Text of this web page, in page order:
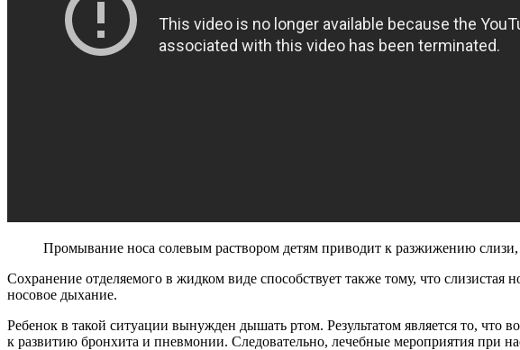
Промывание носа солевым раствором детям приводит к разжижению
Сохранение отделяемого в жидком виде способствует также тому, что слизистая
носовое дыхание.
Ребенок в такой ситуации вынужден дышать ртом. Результатом является то,
к развитию бронхита и пневмонии. Следовательно, лечебные мероприятия при